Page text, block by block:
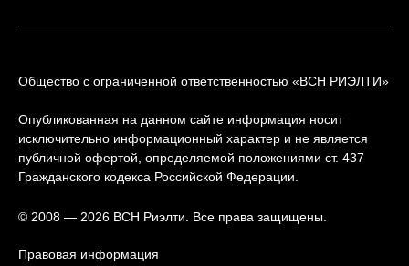
Общество с ограниченной ответственностью «ВСН РИЭЛТИ»
Опубликованная на данном сайте информация носит
исключительно информационный характер и не является
публичной офертой, определяемой положениями ст. 437
Гражданского кодекса Российской Федерации.
© 2008 — 2026 ВСН Риэлти. Все права защищены.
Правовая информация